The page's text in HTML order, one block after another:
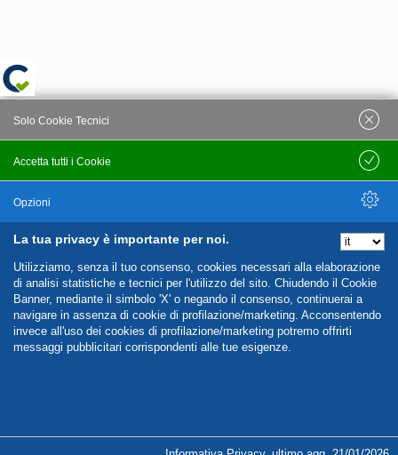
La tua privacy è importante per noi.
Utilizziamo, senza il tuo consenso, cookies necessari alla elaborazione
di analisi statistiche e tecnici per l'utilizzo del sito. Chiudendo il Cookie
Banner, mediante il simbolo 'X' o negando il consenso, continuerai a
navigare in assenza di cookie di profilazione/marketing. Acconsentendo
invece all'uso dei cookies di profilazione/marketing potremo offrirti
messaggi pubblicitari corrispondenti alle tue esigenze.
Accetta tutti i Cookie
Solo Cookie Tecnici
Salva
Opzioni
Nascondi Opzioni